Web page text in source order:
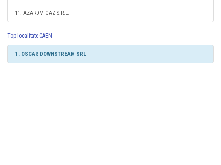
11. AZAROM GAZ S.R.L.
Top localitate CAEN
1. OSCAR DOWNSTREAM SRL